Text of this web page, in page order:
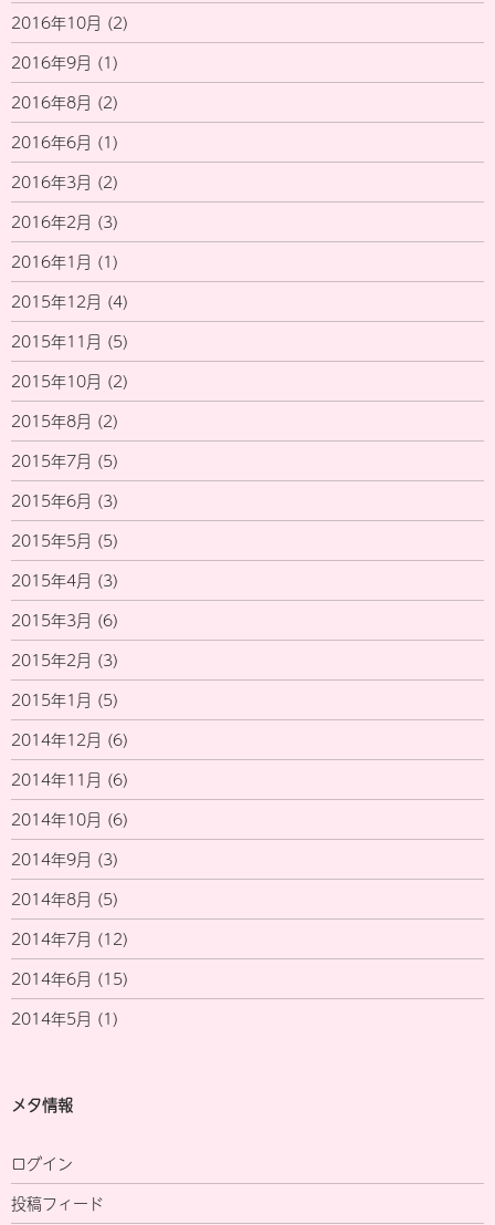
2016年10月 (2)
2016年9月 (1)
2016年8月 (2)
2016年6月 (1)
2016年3月 (2)
2016年2月 (3)
2016年1月 (1)
2015年12月 (4)
2015年11月 (5)
2015年10月 (2)
2015年8月 (2)
2015年7月 (5)
2015年6月 (3)
2015年5月 (5)
2015年4月 (3)
2015年3月 (6)
2015年2月 (3)
2015年1月 (5)
2014年12月 (6)
2014年11月 (6)
2014年10月 (6)
2014年9月 (3)
2014年8月 (5)
2014年7月 (12)
2014年6月 (15)
2014年5月 (1)
メタ情報
ログイン
投稿フィード